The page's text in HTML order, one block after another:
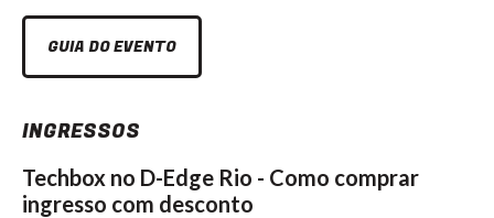
GUIA DO EVENTO
INGRESSOS
Techbox no D-Edge Rio - Como comprar
ingresso com desconto